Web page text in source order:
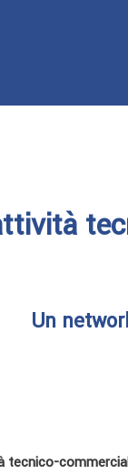
Un
tecnico-